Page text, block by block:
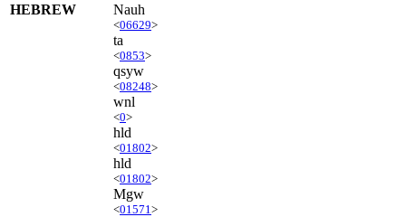
HEBREW Nauh
<06629>
ta
<0853>
qsyw
<08248>
wnl
<0>
hld
<01802>
hld
<01802>
Mgw
<01571 >